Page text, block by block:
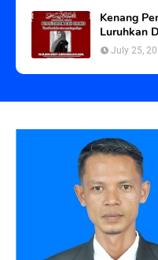
Kenang
Luruhkan
Srikandi
July 25,